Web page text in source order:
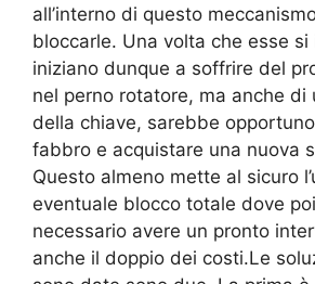
all’interno di questo
bloccarle. Una volta che esse si
iniziano dunque a soffrire del
nel perno rotatore, ma anche di
della chiave, sarebbe
fabbro e acquistare una nuova
Questo almeno mette al sicuro
eventuale blocco totale dove
necessario avere un pronto
anche il doppio dei costi.Le